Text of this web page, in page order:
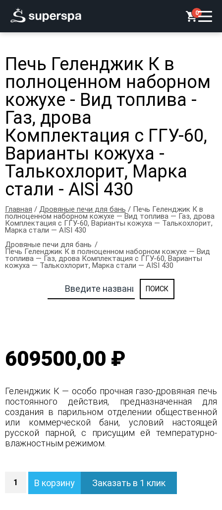
0
Печь Геленджик К в
полноценном наборном
кожухе - Вид топлива -
Газ, дрова
Комплектация с ГГУ-60,
Варианты кожуха -
Талькохлорит, Марка
стали - AISI 430
Главная / Дровяные печи для бань / Печь Геленджик К в
полноценном наборном кожухе — Вид топлива — Газ, дрова
Комплектация с ГГУ-60, Варианты кожуха — Талькохлорит,
Марка стали — AISI 430
Дровяные печи для бань
Печь Геленджик К в полноценном наборном кожухе — Вид
топлива — Газ, дрова Комплектация с ГГУ-60, Варианты
кожуха — Талькохлорит, Марка стали — AISI 430
609500,00 ₽
Геленджик К — особо прочная газо-дровяная печь
постоянного действия, предназначенная для
создания в парильном отделении общественной
или коммерческой бани, условий настоящей
русской парной, с присущим ей температурно-
влажностным режимом.
Печь
Геленджик
В корзину Заказать в 1 клик